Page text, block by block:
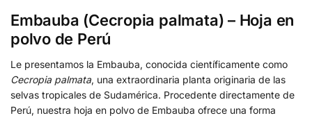
Embauba (Cecropia palmata) – Hoja en
polvo de Perú
Le presentamos la Embauba, conocida científicamente como
Cecropia palmata, una extraordinaria planta originaria de las
selvas tropicales de Sudamérica. Procedente directamente de
Perú, nuestra hoja en polvo de Embauba ofrece una forma